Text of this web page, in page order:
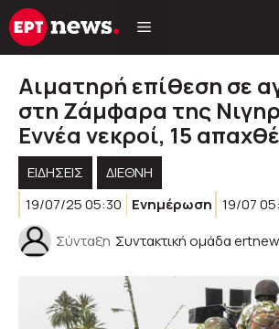
Μετάβαση
σε
Αιματηρή επίθεση σε
στη Ζάμφαρα της
Εννέα νεκροί, 15
ΕΙΔΗΣΕΙΣ
ΔΙΕΘΝΗ
19/07/25 05:30
Ενημέρωση 19/07
Σύνταξη Συντακτική ομάδα